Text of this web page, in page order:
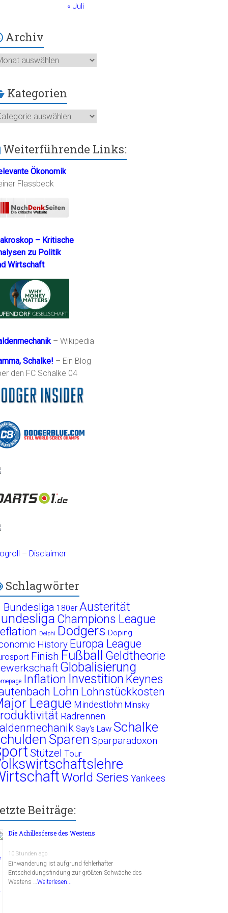
« Juli
Archiv
Kategorien
Weiterführende Links:
Ökonomik
Flassbeck
– Kritische
zu Politik
Wirtschaft
– Wikipedia
Schalke! – Ein Blog
den FC Schalke 04
– Disclaimer
Schlagwörter
Bundesliga 180er Austerität
Champions League
Delphi Dodgers Doping
History Europa League
Finish Fußball Geldtheorie
Globalisierung
Inflation Investition Keynes
Lohn Lohnstückkosten
League Mindestlohn Minsky
Radrennen
Say's Law Schalke
Sparen Sparparadoxon
Stützel Tour
World Series Yankees
Beiträge:
Die Achillesferse des Westens
10 Stunden ago
Einwanderung ist aufgrund fehlerhafter
Entscheidungsfindung zur größten Schwäche des
Westens …Weiterlesen...